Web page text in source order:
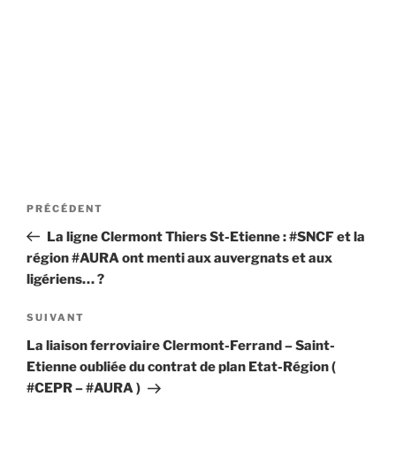
Navigation
l’article
Article
précédent
PRÉCÉDENT
La ligne Clermont Thiers St-Etienne : #SNCF et la
région #AURA ont menti aux auvergnats et aux
ligériens… ?
Article
suivant
SUIVANT
La liaison ferroviaire Clermont-Ferrand – Saint-
Etienne oubliée du contrat de plan Etat-Région (
#CEPR – #AURA )